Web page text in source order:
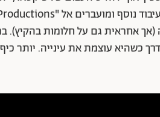
אחראית גם על חלומות בהקיץ).
כשהיא עוצמת את עינייה. יותר